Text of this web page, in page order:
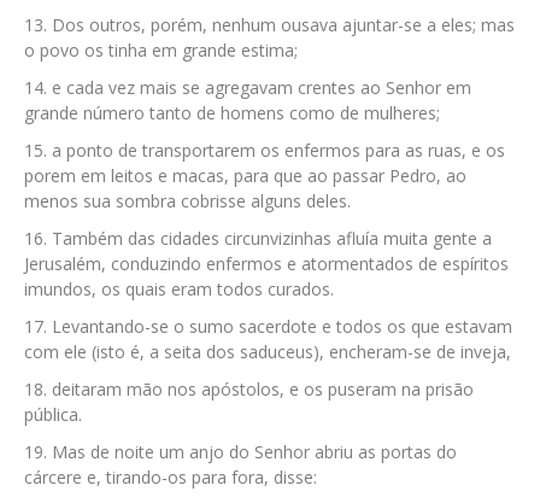
Dos outros, porém, nenhum ousava ajuntar-se a eles; mas
o povo os tinha em grande estima;
e cada vez mais se agregavam crentes ao Senhor em
grande número tanto de homens como de mulheres;
a ponto de transportarem os enfermos para as ruas, e os
porem em leitos e macas, para que ao passar Pedro, ao
menos sua sombra cobrisse alguns deles.
Também das cidades circunvizinhas afluía muita gente a
Jerusalém, conduzindo enfermos e atormentados de espíritos
imundos, os quais eram todos curados.
Levantando-se o sumo sacerdote e todos os que estavam
com ele (isto é, a seita dos saduceus), encheram-se de inveja,
deitaram mão nos apóstolos, e os puseram na prisão
pública.
Mas de noite um anjo do Senhor abriu as portas do
cárcere e, tirando-os para fora, disse: